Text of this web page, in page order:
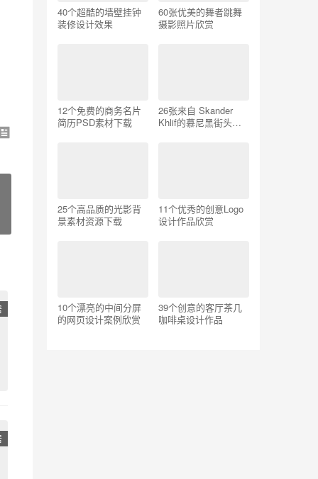
40个超酷的墙壁挂钟
装修设计效果
60张优美的舞者跳舞
摄影照片欣赏
12个免费的商务名片
简历PSD素材下载
26张来自 Skander
Khlif的慕尼黑街头摄
25个高品质的光影背
景素材资源下载
11个优秀的创意Logo
设计作品欣赏
10个漂亮的中间分屏
的网页设计案例欣赏
39个创意的客厅茶几
咖啡桌设计作品